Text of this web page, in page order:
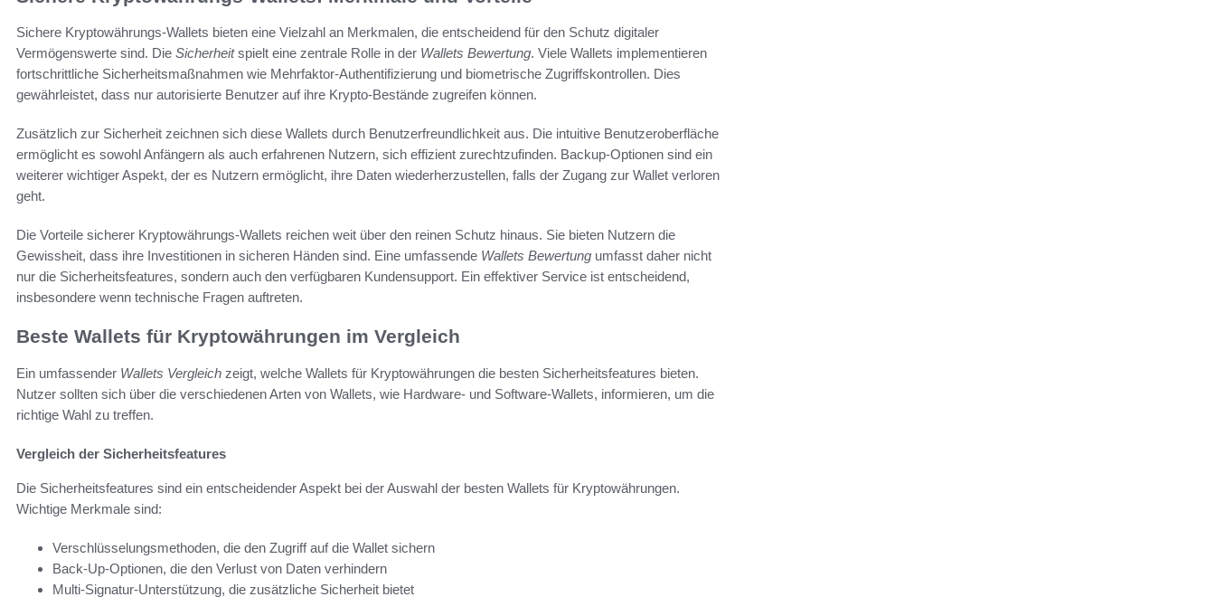
Sichere Kryptowährungs-Wallets bieten eine Vielzahl an Merkmalen, die entscheidend für den Schutz digitaler
Vermögenswerte sind. Die Sicherheitspielt eine zentrale Rolle in der Wallets Bewertung. Viele Wallets implementieren
fortschrittliche Sicherheitsmaßnahmen wie Mehrfaktor-Authentifizierung und biometrische Zugriffskontrollen. Dies
gewährleistet, dass nur autorisierte Benutzer auf ihre Krypto-Bestände zugreifen können.
Zusätzlich zur Sicherheit zeichnen sich diese Wallets durch Benutzerfreundlichkeit aus. Die intuitive Benutzeroberfläche
ermöglicht es sowohl Anfängern als auch erfahrenen Nutzern, sich effizient zurechtzufinden. Backup-Optionen sind ein
weiterer wichtiger Aspekt, der es Nutzern ermöglicht, ihre Daten wiederherzustellen, falls der Zugang zur Wallet verloren
geht.
Die Vorteile sicherer Kryptowährungs-Wallets reichen weit über den reinen Schutz hinaus. Sie bieten Nutzern die
Gewissheit, dass ihre Investitionen in sicheren Händen sind. Eine umfassende Wallets Bewertung umfasst daher nicht
nur die Sicherheitsfeatures, sondern auch den verfügbaren Kundensupport. Ein effektiver Service ist entscheidend,
insbesondere wenn technische Fragen auftreten.
Beste Wallets für Kryptowährungen im Vergleich
Ein umfassender Wallets Vergleich zeigt, welche Wallets für Kryptowährungen die besten Sicherheitsfeatures bieten.
Nutzer sollten sich über die verschiedenen Arten von Wallets, wie Hardware- und Software-Wallets, informieren, um die
richtige Wahl zu treffen.
Vergleich der Sicherheitsfeatures
Die Sicherheitsfeatures sind ein entscheidender Aspekt bei der Auswahl der besten Wallets für Kryptowährungen.
Wichtige Merkmale sind:
Verschlüsselungsmethoden, die den Zugriff auf die Wallet sichern
Back-Up-Optionen, die den Verlust von Daten verhindern
Multi-Signatur-Unterstützung, die zusätzliche Sicherheit bietet